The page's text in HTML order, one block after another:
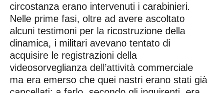
circostanza erano intervenuti i carabinieri.
Nelle prime fasi, oltre ad avere ascoltato
alcuni testimoni per la ricostruzione della
dinamica, i militari avevano tentato di
acquisire le registrazioni della
videosorveglianza dell’attività commerciale
ma era emerso che quei nastri erano stati già